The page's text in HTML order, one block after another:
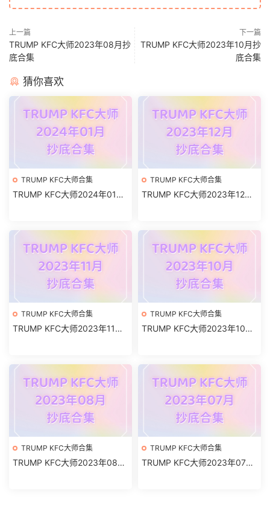
上一篇
TRUMP KFC大师2023年08月抄
底合集
下一篇
TRUMP KFC大师2023年10月抄
底合集
猜你喜欢
TRUMP KFC大师合集
TRUMP KFC大师2024年01月
TRUMP KFC大师合集
TRUMP KFC大师2023年12月
TRUMP KFC大师合集
TRUMP KFC大师2023年11月
TRUMP KFC大师合集
TRUMP KFC大师2023年10月
TRUMP KFC大师合集
TRUMP KFC大师2023年08月
TRUMP KFC大师合集
TRUMP KFC大师2023年07月